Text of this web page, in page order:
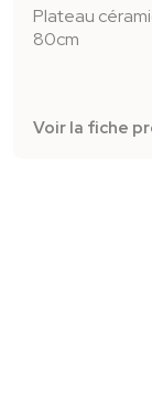
Plateau
80cm
Voir la fiche